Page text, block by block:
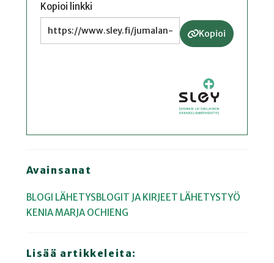
Kopioi linkki
Kopioi
Avainsanat
BLOGI LÄHETYSBLOGIT JA KIRJEET LÄHETYSTYÖ
KENIAMARJA OCHIENG
Lisää artikkeleita: